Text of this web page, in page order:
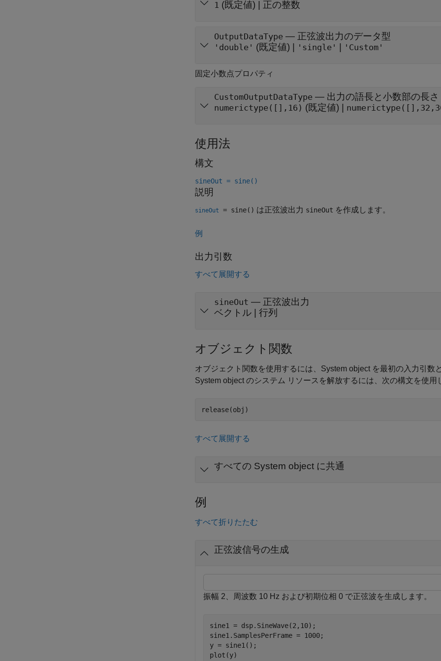
1 (既定値) | 正の整数
OutputDataType — 正弦波出力のデータ型
'double' (既定値) | 'single' 'Custom'
固定小数点プロパティ
CustomOutputDataType — 出力の語長と小数部の長さ
numerictype([],16) (既定値) |
使用法
構文
sineOut = sine()
説明
sineOut = sine() は正弦波出力 sineOut を作成します。
例
出力引数
すべて展開する
sineOut — 正弦波出力
ベクトル | 行列
オブジェクト関数
オブジェクト関数を使用するには、System object を最初の入力引数
System object のシステム リソースを解放するには、次の構文を使用
release(obj)
すべて展開する
すべての System object に共通
例
すべて折りたたむ
正弦波信号の生成
振幅 2、周波数 10 Hz および初期位相 0 で正弦波を生成します。
sine1 = dsp.SineWave(2,10);
sine1.SamplesPerFrame = 1000;
y = sine1();
plot(y)